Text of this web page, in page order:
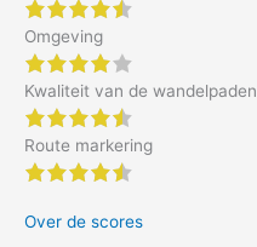
Omgeving
Kwaliteit van de wandelpaden
Route markering
Over de scores